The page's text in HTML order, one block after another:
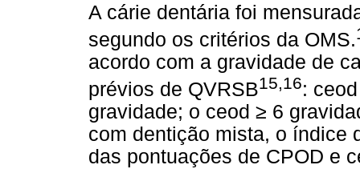
A cárie dentária foi
segundo os critérios da OMS.
acordo com a gravidade de
prévios de QVRSB15,16:
gravidade; o ceod ≥ 6
com dentição mista, o índice
das pontuações de CPOD e